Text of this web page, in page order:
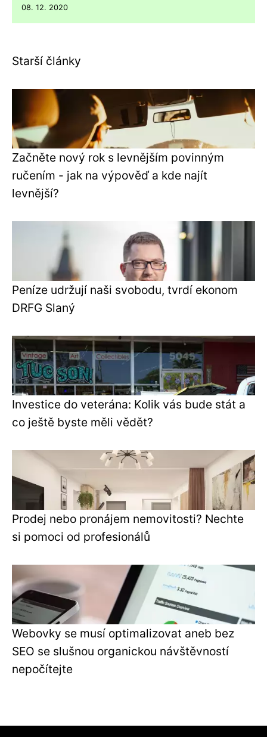
08. 12. 2020
Starší články
Začněte nový rok s levnějším povinným
ručením - jak na výpověď a kde najít
levnější?
Peníze udržují naši svobodu, tvrdí ekonom
DRFG Slaný
Investice do veterána: Kolik vás bude stát a
co ještě byste měli vědět?
Prodej nebo pronájem nemovitosti? Nechte
si pomoci od profesionálů
Webovky se musí optimalizovat aneb bez
SEO se slušnou organickou návštěvností
nepočítejte